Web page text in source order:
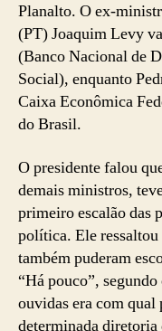
Planalto. O ex-
(PT) Joaquim Levy
(Banco Nacional de
Social), enquanto
Caixa Econômica
do Brasil.
O presidente falou
demais ministros,
primeiro escalão das
política. Ele ressaltou
também puderam
“Há pouco”,
ouvidas era com
determinada diretoria